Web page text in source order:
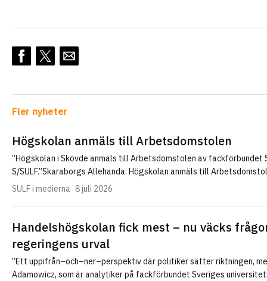
Fler nyheter
Högskolan anmäls till Arbetsdomstolen
”Högskolan i Skövde anmäls till Arbetsdomstolen av fackförbundet
S/SULF.”Skaraborgs Allehanda: Högskolan anmäls till
SULF i medierna 8 juli 2026
Handelshögskolan fick mest – nu väcks
regeringens urval
”Ett uppifrån–och–ner–perspektiv där politiker sätter riktningen,
Adamowicz, som är analytiker på fackförbundet Sveriges